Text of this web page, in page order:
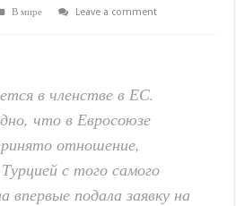
В мире
Leave a comment
в членстве в ЕС.
что в Евросоюзе
отношение,
с того самого
впервые подала заявку на